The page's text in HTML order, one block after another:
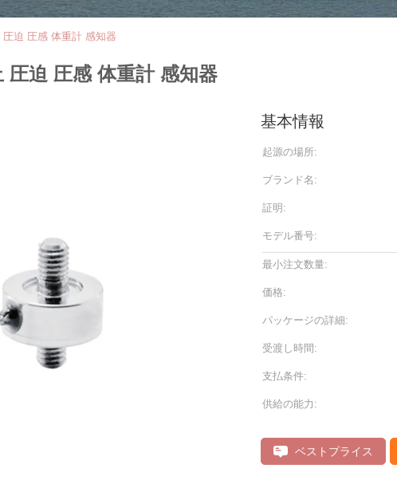
迫 圧感 体重計 感知器
迫 圧感 体重計 感知器
基本情報
起源の場所:
ブランド名:
証明:
モデル番号:
最小注文数量:
価格:
パッケージの詳細:
受渡し時間:
支払条件:
供給の能力:
ベストプライス